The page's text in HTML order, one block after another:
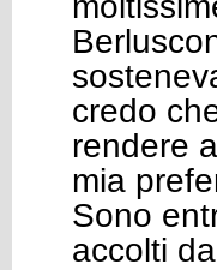
credo
rendere
mia
Sono
accolti